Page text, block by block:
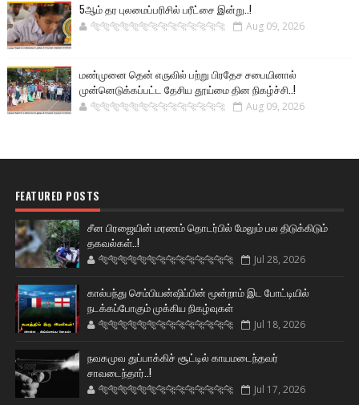
5ஆம் தர புலமைப்பரிசில் பரீட்சை இன்று..!
🐅🐅🐅🐅🐅🐅🐆🐆🐆🐆🐆🐆🐆🐆 Aug 09, 2026
மண்முனை தென் எருவில் பற்று பிரதேச சபையினால்
முன்னெடுக்கப்பட்ட தேசிய தூய்மை தின நிகழ்ச்சி..!
🐅🐅🐅🐅🐅🐅🐆🐆🐆🐆🐆🐆🐆🐆 Aug 09, 2026
FEATURED POSTS
சீன பிரஜையின் மரணம் தொடர்பில் மேலும் பல திடுக்கிடும்
தகவல்கள்..!
🐅🐅🐅🐅🐅🐅🐆🐆🐆🐆🐆🐆🐆🐆 Jul 28, 2026
கால்பந்து செம்பியன்ஷிப்பின் மூன்றாம் இட போட்டியில்
நடக்கப்போகும் முக்கிய நிகழ்வுகள்
🐅🐅🐅🐅🐅🐅🐆🐆🐆🐆🐆🐆🐆🐆 Jul 18, 2026
நவகமுவ துப்பாக்கிச் சூட்டில் காயமடைந்தவர்
சாவடைந்தார்..!
🐅🐅🐅🐅🐅🐅🐆🐆🐆🐆🐆🐆🐆🐆 Jul 17, 2026